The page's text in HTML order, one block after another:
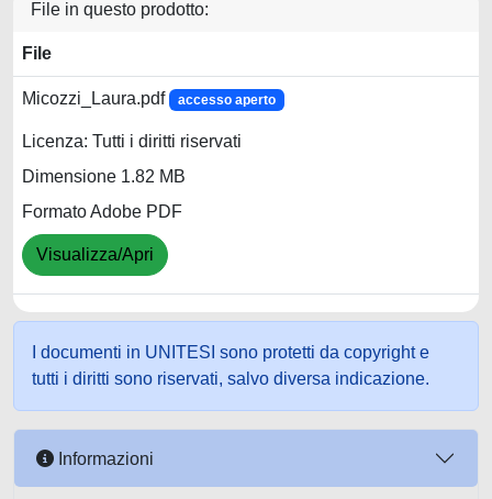
File in questo prodotto:
File
Micozzi_Laura.pdf accesso aperto
Licenza: Tutti i diritti riservati
Dimensione 1.82 MB
Formato Adobe PDF
Visualizza/Apri
I documenti in UNITESI sono protetti da copyright e
tutti i diritti sono riservati, salvo diversa indicazione.
Informazioni